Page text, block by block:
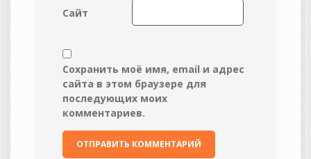
Сайт
Сохранить моё имя, email и адрес
сайта в этом браузере для
последующих моих
комментариев.